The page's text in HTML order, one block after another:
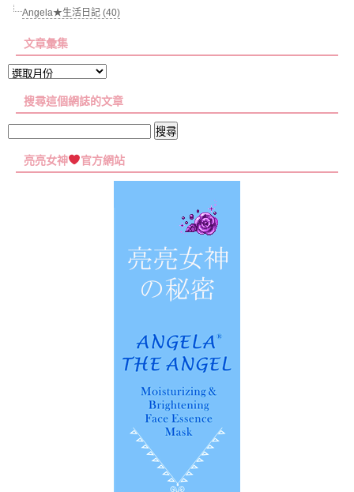
Angela★生活日記 (40)
文章彙集
文
彙
搜尋這個網誌的文章
關
亮亮女神 官方網站